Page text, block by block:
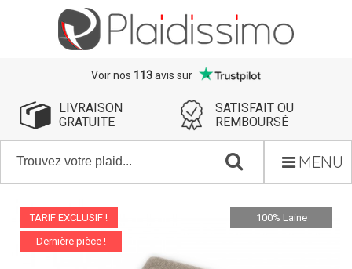
Voir nos 113avis sur
LIVRAISON
GRATUITE
SATISFAIT OU
REMBOURSÉ
MENU
100% Laine
Dernière pièce !
TARIF EXCLUSIF !